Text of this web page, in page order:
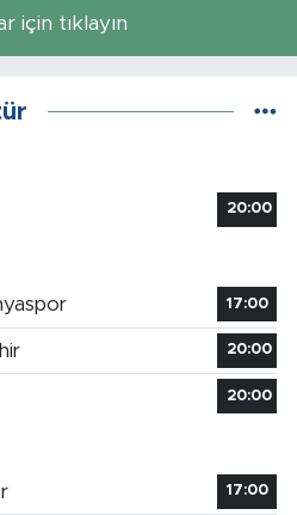
için tıklayın
20:00
17:00
20:00
20:00
17:00